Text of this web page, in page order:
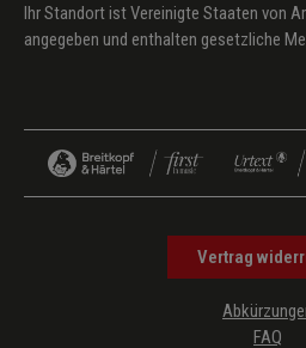
Ihr Standort ist Vereinigte Staaten von
angegeben und enthalten gesetzliche
Vertrag
FAQ